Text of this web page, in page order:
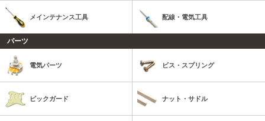
メインテナンス工具 配線・電気工具
パーツ
電気パーツ ビス・スプリング
ピックガード ナット・サドル